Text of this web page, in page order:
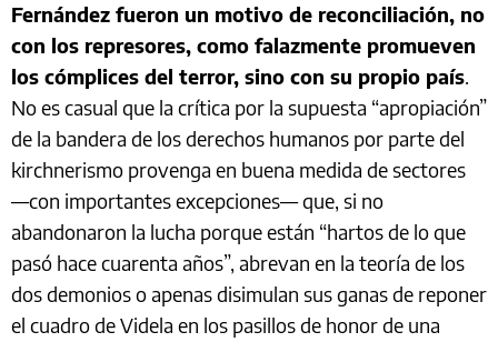
Fernández fueron un motivo de reconciliación, no
con los represores, como falazmente promueven
los cómplices del terror, sino con su propio país.
No es casual que la crítica por la supuesta “apropiación”
de la bandera de los derechos humanos por parte del
kirchnerismo provenga en buena medida de sectores
—con importantes excepciones— que, si no
abandonaron la lucha porque están “hartos de lo que
pasó hace cuarenta años”, abrevan en la teoría de los
dos demonios o apenas disimulan sus ganas de reponer
el cuadro de Videla en los pasillos de honor de una